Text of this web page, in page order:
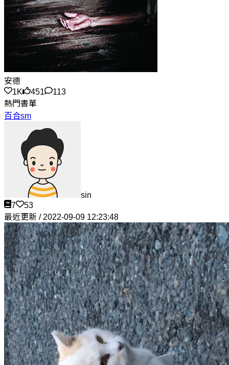
安德
1K
451
113
熱門書單
百合sm
sin
7
53
最近更新 / 2022-09-09 12:23:48